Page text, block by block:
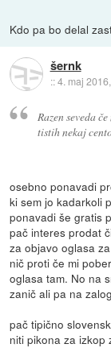
Kdo pa bo delal
šernk
::4. maj
Razen seveda
tistih nekaj
osebno ponavadi
ki sem jo kadarkoli
ponavadi še gratis
pač interes prodat
za objavo oglasa
nič proti če mi
oglasa tam. No na
zanič ali pa na
pač tipično
niti pikona za izkop